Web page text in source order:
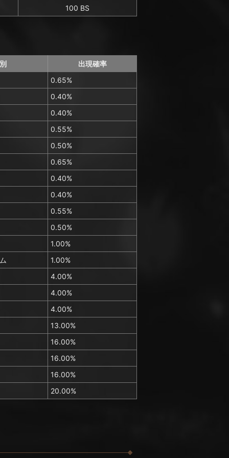
100 BS
出現確率
0.65%
0.40%
0.40%
0.55%
0.50%
0.65%
0.40%
0.40%
0.55%
0.50%
1.00%
1.00%
4.00%
4.00%
4.00%
13.00%
16.00%
16.00%
16.00%
20.00%